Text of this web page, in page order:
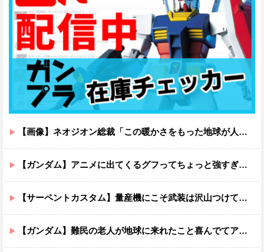
【画像】ネオジオン総裁「この暖かさをもった地球が人間さえ破壊するんだ（汗だく）」
【ガンダム】アニメに出てくるグフってちょっと強すぎじゃない？
【サーペントカスタム】量産機にこそ武装は沢山つけてほしいよね
【ガンダム】難民の老人が地球に来れたこと喜んでてアレ？連邦もやってることヤバくない？ってなる